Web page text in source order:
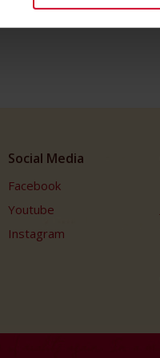
Social Media
Facebook
Youtube
Instagram